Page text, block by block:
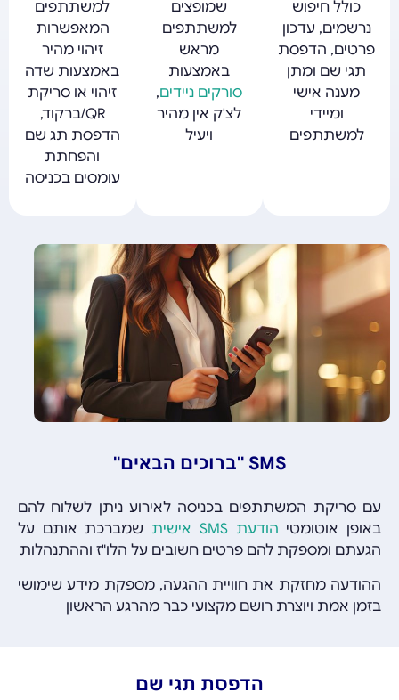
כולל חיפוש
נרשמים, עדכון
פרטים, הדפסת
תגי שם ומתן
מענה אישי
ומיידי
למשתתפים
שמופצים
למשתתפים
מראש
באמצעות
סורקים ניידים,
לצ'ק אין מהיר
ויעיל
למשתתפים
המאפשרות
זיהוי מהיר
באמצעות שדה
זיהוי או סריקת
QR/ברקוד,
הדפסת תג שם
והפחתת
עומסים בכניסה
SMS "ברוכים הבאים"
עם סריקת המשתתפים בכניסה לאירוע ניתן לשלוח להם
באופן אוטומטי הודעת SMS אישית
שמברכת אותם על
הגעתם ומספקת להם פרטים חשובים על הלו"ז וההתנהלות
ההודעה מחזקת את חוויית ההגעה, מספקת מידע שימושי
בזמן אמת ויוצרת רושם מקצועי כבר מהרגע הראשון
הדפסת תגי שם